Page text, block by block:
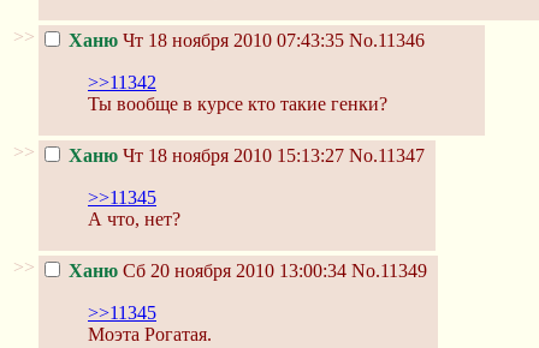
>> Ханю Чт 18 ноября 2010 07:43:35 No.11346
>>11342
Ты вообще в курсе кто такие генки?
>> Ханю Чт 18 ноября 2010 15:13:27 No.11347
>>11345
А что, нет?
>> Ханю Сб 20 ноября 2010 13:00:34 No.11349
>>11345
Моэта Рогатая.